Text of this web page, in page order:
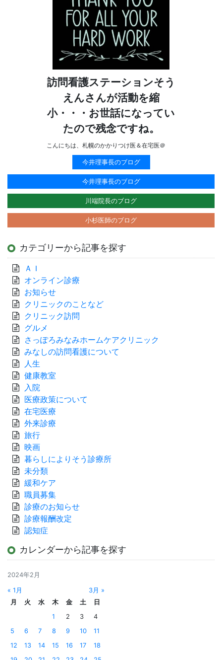
訪問看護ステーションそう
えんさんが活動を縮
小・・・お世話になってい
たので残念ですね。
こんにちは、札幌のかかりつけ医＆在宅医＠
今井理事長のブログ
今井理事長のブログ
川端院長のブログ
小杉医師のブログ
カテゴリーから記事を探す
ＡＩ
オンライン診療
お知らせ
クリニックのことなど
クリニック訪問
グルメ
さっぽろみなみホームケアクリニック
みなしの訪問看護について
人生
健康教室
入院
医療政策について
在宅医療
外来診療
旅行
映画
暮らしによりそう診療所
未分類
緩和ケア
職員募集
診療のお知らせ
診療報酬改定
認知症
カレンダーから記事を探す
2024年2月
« 1月
3月 »
月
火 水 木 金 土
日
1
2 3
4
5
6 7 8 9 10
11
12
13 14 15 16 17
18